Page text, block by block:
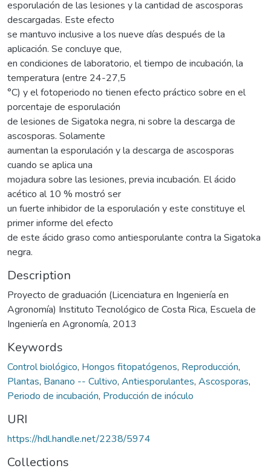
esporulación de las lesiones y la cantidad de ascosporas
descargadas. Este efecto
se mantuvo inclusive a los nueve días después de la
aplicación. Se concluye que,
en condiciones de laboratorio, el tiempo de incubación, la
temperatura (entre 24-27,5
°C) y el fotoperiodo no tienen efecto práctico sobre en el
porcentaje de esporulación
de lesiones de Sigatoka negra, ni sobre la descarga de
ascosporas. Solamente
aumentan la esporulación y la descarga de ascosporas
cuando se aplica una
mojadura sobre las lesiones, previa incubación. El ácido
acético al 10 % mostró ser
un fuerte inhibidor de la esporulación y este constituye el
primer informe del efecto
de este ácido graso como antiesporulante contra la Sigatoka
negra.
Description
Proyecto de graduación (Licenciatura en Ingeniería en
Agronomía) Instituto Tecnológico de Costa Rica, Escuela de
Ingeniería en Agronomía, 2013
Keywords
Control biológico, Hongos fitopatógenos, Reproducción,
Plantas, Banano -- Cultivo, Antiesporulantes, Ascosporas,
Periodo de incubación, Producción de inóculo
URI
https://hdl.handle.net/2238/5974
Collections